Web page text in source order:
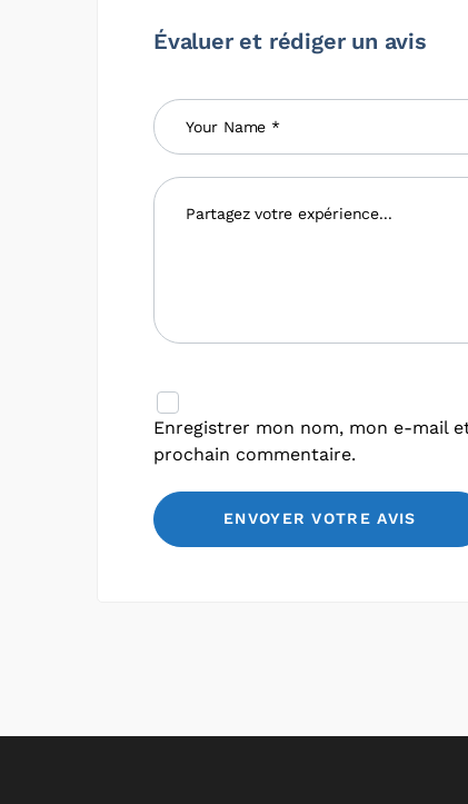
Évaluer et rédiger un avis
Enregistrer mon nom, mon e-mail
prochain commentaire.